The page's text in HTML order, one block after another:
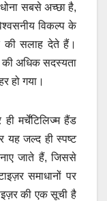
सबसे अच्छा है,
विकल्प के
की सलाह देते हैं।
की अधिक सदस्यता
हो गया।
मर्चेंटिलिज्म हैंड
यह जल्द ही स्पष्ट
जाते हैं, जिससे
समाधानों पर
की एक सूची है